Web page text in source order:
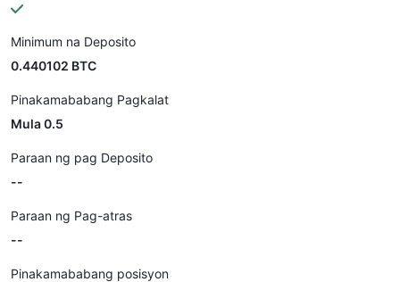
Minimum na Deposito
0.440102 BTC
Pinakamababang Pagkalat
Mula 0.5
Paraan ng pag Deposito
--
Paraan ng Pag-atras
--
Pinakamababang posisyon